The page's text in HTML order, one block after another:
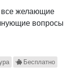
все желающие
вопросы
Бесплатно